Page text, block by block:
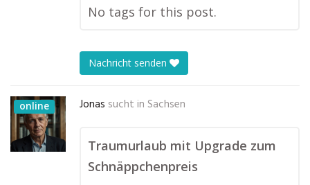
No tags for this post.
Nachricht senden
online Jonas sucht in Sachsen
Traumurlaub mit Upgrade zum
Schnäppchenpreis